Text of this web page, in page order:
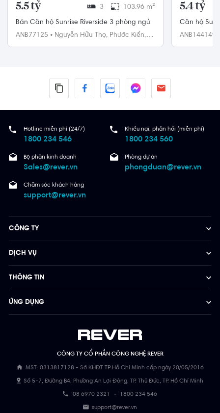
5.5 tỷ 3 103.96 m²
Bán Căn hộ Sunrise Riverside 3 phòng ngủ
ANB77125 • Nguyễn Hữu Thọ, Phước Kiển,
5.4 tỷ
Căn hộ
nam đầy đủ
ANB144149
Hotline miễn phí (24/7)
1800 234 546
Khiếu nại, phản hồi (miễn phí)
1800 234 560
Bộ phận kinh doanh
Sales@rever.vn
Phòng dự án
phongduan@rever.vn
Chăm sóc khách hàng
support@rever.vn
CÔNG TY CỔ PHẦN CÔNG NGHỆ REVER
MST: 0313817128 - Sở KHĐT TP Hồ Chí Minh cấp ngày 20/05/2016
Số 5-7, Đường B4, Phường An Lợi Đông, TP. Thủ Đức, TP. Hồ Chí Minh
08 6970 2321 - 1800 234 546
support@rever.vn
CÔNG TY
DỊCH VỤ
THÔNG TIN
ỨNG DỤNG